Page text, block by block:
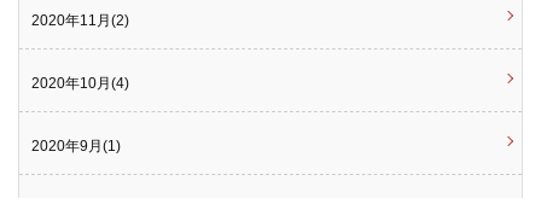
2020年11月(2)
2020年10月(4)
2020年9月(1)